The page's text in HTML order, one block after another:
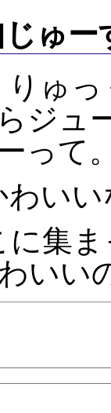
ゅー
ゅ
ジュ
って
わい
に集
いい